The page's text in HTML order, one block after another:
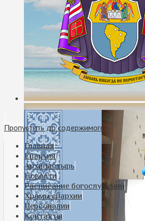
Пропустить до содержимого
Главная
Епархия
Архипастырь
Новости
Расписание богослужений
Храмы епархии
Персоналии
Контакты